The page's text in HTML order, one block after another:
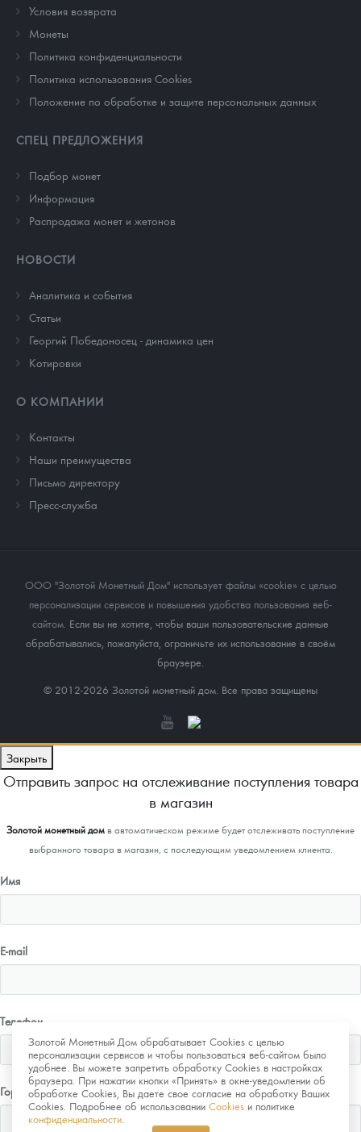
Условия возврата
Монеты
Политика конфиденциальности
Политика использования Cookies
Положение по обработке и защите персональных данных
СПЕЦ ПРЕДЛОЖЕНИЯ
Подбор монет
Информация
Распродажа монет и жетонов
НОВОСТИ
Аналитика и события
Cтатьи
Георгий Победоносец - динамика цен
Котировки
О КОМПАНИИ
Контакты
Наши преимущества
Письмо директору
Пресс-служба
ООО "Золотой Монетный Дом" использует файлы «cookie» с целью
персонализации сервисов и повышения удобства пользования веб-
сайтом . Если вы не хотите, чтобы ваши пользовательские данные
обрабатывались, пожалуйста, ограничьте их использование в своём
браузере.
© 2012-2026 Золотой монетный дом. Все права защищены
Золотой Монетный Дом обрабатывает Cookies с целью
персонализации сервисов и чтобы пользоваться веб-сайтом было
удобнее. Вы можете запретить обработку Cookies в настройках
браузера. При нажатии кнопки «Принять» в окне-уведомлении об
обработке Cookies, Вы даете свое согласие на обработку Ваших
Cookies. Подробнее об использовании Cookies и политике
конфиденциальности
Закрыть
Отправить запрос на отслеживание поступления товара
в магазин
Золотой монетный домв автоматическом режиме будет отслеживать поступление
выбранного товара в магазин, с последующим уведомлением клиента.
Имя
E-mail
Телефон
Город